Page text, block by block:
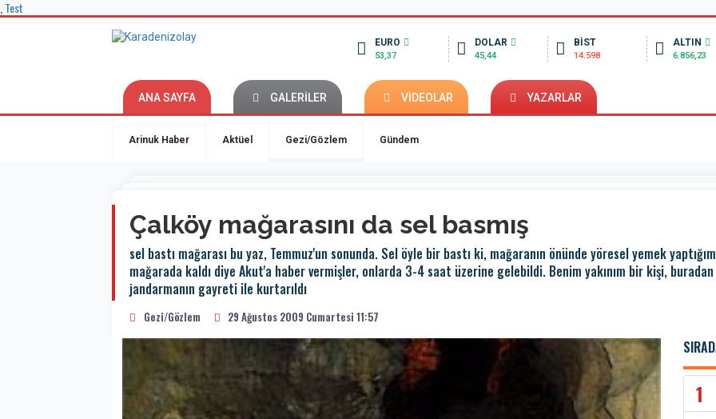
Test
EURO
53,37
DOLAR
45,44
BİST
14.598
ALTIN
6.856,23
ANA SAYFA GALERİLER VİDEOLAR YAZARLAR
Arinuk Haber Aktüel Gezi/Gözlem Gündem
Çalköy mağarasını da sel basmış
sel bastı mağarası bu yaz, Temmuz'un sonunda. Sel öyle bir bastı ki, mağaranın önünde yöresel yemek
mağarada kaldı diye Akut'a haber vermişler, onlarda 3-4 saat üzerine gelebildi. Benim yakınım bir kişi,
jandarmanın gayreti ile kurtarıldı
Gezi/Gözlem 29 Ağustos 2009 Cumartesi 11:57
1